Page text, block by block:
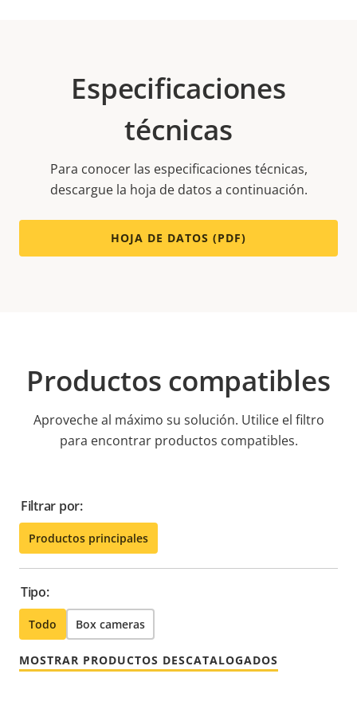
Especificaciones
técnicas
Para conocer las especificaciones técnicas,
descargue la hoja de datos a continuación.
HOJA DE DATOS (PDF)
Productos compatibles
Aproveche al máximo su solución. Utilice el filtro
para encontrar productos compatibles.
Filtrar por:
Productos principales
Tipo:
Todo Box cameras
MOSTRAR PRODUCTOS DESCATALOGADOS